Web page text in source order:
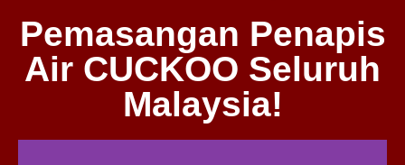
Pemasangan Penapis
Air CUCKOO Seluruh
Malaysia!